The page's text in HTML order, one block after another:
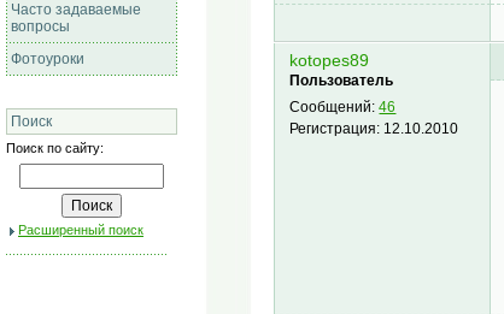
Часто задаваемые
вопросы
Фотоуроки
Поиск
Поиск по сайту:
Расширенный поиск
kotopes89
Пользователь
Сообщений:46
Регистрация: 12.10.2010